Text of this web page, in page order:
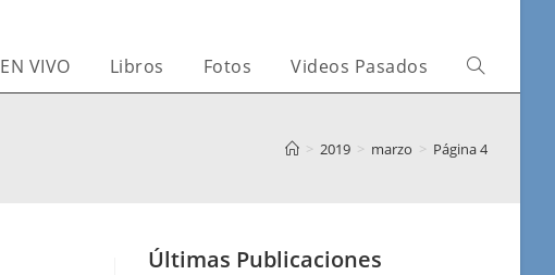
EN VIVO Libros Fotos Videos Pasados
> 2019 > marzo > Página 4
Últimas Publicaciones